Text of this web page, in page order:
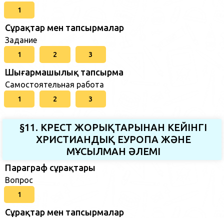
1
Сұрақтар мен тапсырмалар
Задание
1 2 3
Шығармашылық тапсырма
Самостоятельная работа
1 2 3
§11. КРЕСТ ЖОРЫҚТАРЫНАН КЕЙІНГІ
ХРИСТИАНДЫҚ ЕУРОПА ЖӘНЕ
МҰСЫЛМАН ӘЛЕМІ
Параграф сұрақтары
Вопрос
1
Сұрақтар мен тапсырмалар